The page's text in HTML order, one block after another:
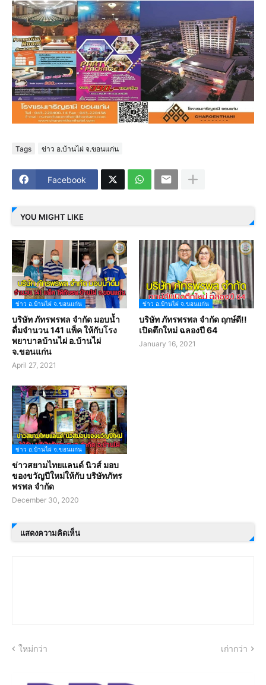
Tags ข่าว อ.บ้านไผ่ จ.ขอนแก่น
Facebook
YOU MIGHT LIKE
ข่าว อ.บ้านไผ่ จ.ขอนแก่น
บริษัท ภัทรพรพล จำกัด มอบน้ำ
ดื่มจำนวน 141 แพ็ค ให้กับโรง
พยาบาลบ้านไผ่ อ.บ้านไผ่
จ.ขอนแก่น
April 27, 2021
ข่าว อ.บ้านไผ่ จ.ขอนแก่น
บริษัท ภัทรพรพล จำกัด ฤกษ์ดี!!
เปิดตึกใหม่ ฉลองปี 64
January 16, 2021
ข่าว อ.บ้านไผ่ จ.ขอนแก่น
ข่าวสยามไทยแลนด์ นิวส์ มอบ
ของขวัญปีใหม่ให้กับ บริษัทภัทร
พรพล จำกัด
December 30, 2020
แสดงความคิดเห็น
ใหม่กว่า เก่ากว่า